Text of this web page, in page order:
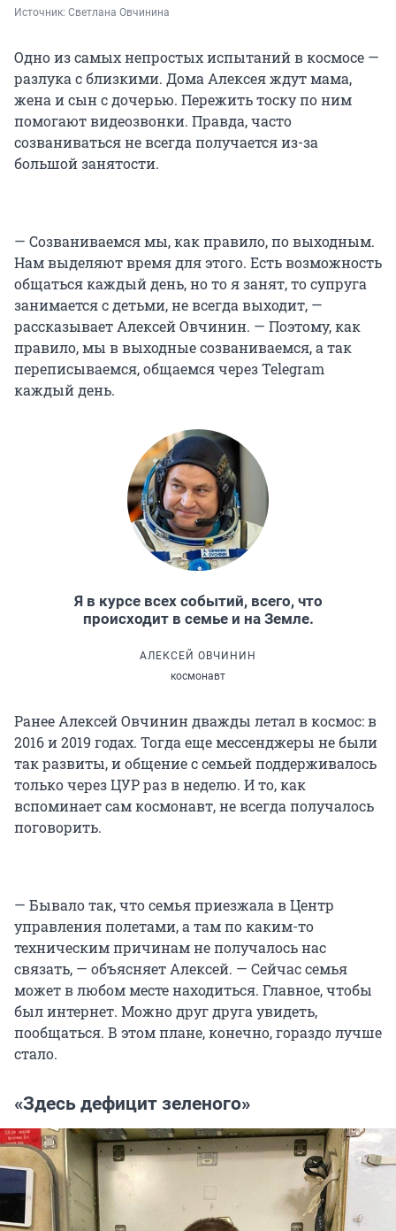
Источник: Светлана Овчинина
Одно из самых непростых испытаний в космосе —
разлука с близкими. Дома Алексея ждут мама,
жена и сын с дочерью. Пережить тоску по ним
помогают видеозвонки. Правда, часто
созваниваться не всегда получается из-за
большой занятости.
— Созваниваемся мы, как правило, по выходным.
Нам выделяют время для этого. Есть возможность
общаться каждый день, но то я занят, то супруга
занимается с детьми, не всегда выходит, —
рассказывает Алексей Овчинин. — Поэтому, как
правило, мы в выходные созваниваемся, а так
переписываемся, общаемся через Telegram
каждый день.
Я в курсе всех событий, всего, что
происходит в семье и на Земле.
АЛЕКСЕЙ ОВЧИНИН
космонавт
Ранее Алексей Овчинин дважды летал в космос: в
2016 и 2019 годах. Тогда еще мессенджеры не были
так развиты, и общение с семьей поддерживалось
только через ЦУР раз в неделю. И то, как
вспоминает сам космонавт, не всегда получалось
поговорить.
— Бывало так, что семья приезжала в Центр
управления полетами, а там по каким-то
техническим причинам не получалось нас
связать, — объясняет Алексей. — Сейчас семья
может в любом месте находиться. Главное, чтобы
был интернет. Можно друг друга увидеть,
пообщаться. В этом плане, конечно, гораздо лучше
стало.
«Здесь дефицит зеленого»